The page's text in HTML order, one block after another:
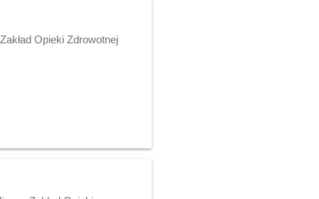
Opieki Zdrowotnej